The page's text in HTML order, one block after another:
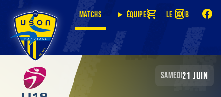
Matchs Équipes Le club
samedi21 juin